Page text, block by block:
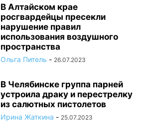
В Алтайском крае
росгвардейцы пресекли
нарушение правил
использования воздушного
пространства
Ольга Питель - 26.07.2023
В Челябинске группа парней
устроила драку и перестрелку
из салютных пистолетов
Ирина Жаткина - 25.07.2023